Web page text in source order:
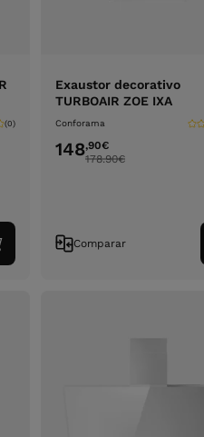
(0)
Exaustor decorativo
TURBOAIR ZOE IXA
Conforama
148,90€
178.90€
Comparar